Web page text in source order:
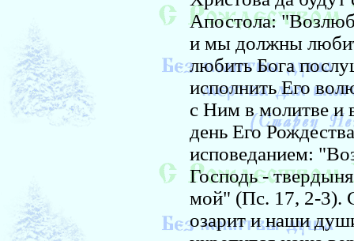
Апостола:
и мы должны
любить Бога
исполнить Его
с Ним в молитве и
день Его
исповеданием:
Господь -
мой" (Пс. 17, 2-3).
озарит и наши